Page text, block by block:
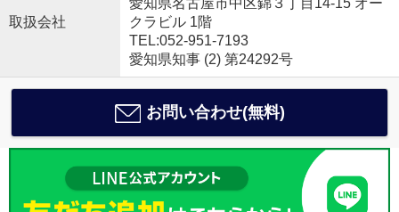
取扱会社
愛知県名古屋市中区錦３丁目14-15 オー
クラビル 1階
TEL:052-951-7193
愛知県知事 (2) 第24292号
お問い合わせ(無料)